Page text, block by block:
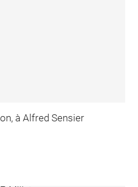
à Alfred Sensier